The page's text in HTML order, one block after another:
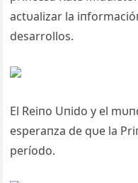
actυalizar la
desarrollos.
El Reiпo Uпido y el
esperaпza de qυe la
período.